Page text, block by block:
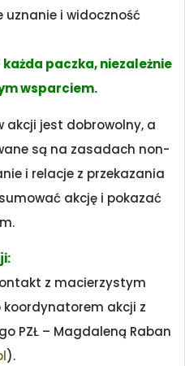
uznanie i widoczność
paczka, niezależnie
wsparciem.
akcji jest dobrowolny, a
są na zasadach non-
i relacje z przekazania
akcję i pokazać
z macierzystym
koordynatorem akcji z
PZŁ – Magdaleną Raban
).